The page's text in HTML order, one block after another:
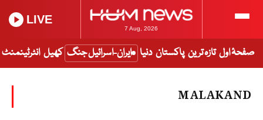
7 Aug, 2026
LIVE
صفحۂ اول تازہ ترین پاکستان دنیا ایران-اسرائیل جنگ کھیل انٹرٹینمنٹ
MALAKAND